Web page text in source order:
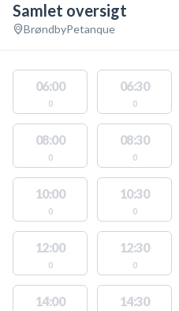
Samlet oversigt
BrøndbyPetanque
06:00
0
06:30
0
08:00
0
08:30
0
10:00
0
10:30
0
12:00
0
12:30
0
14:00 14:30